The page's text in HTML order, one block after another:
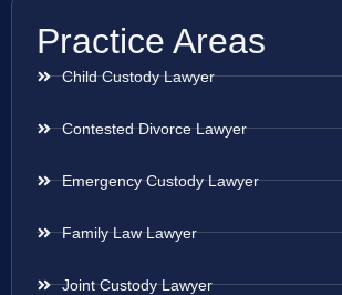
Practice Areas
Child Custody Lawyer
Contested Divorce Lawyer
Emergency Custody Lawyer
Family Law Lawyer
Joint Custody Lawyer